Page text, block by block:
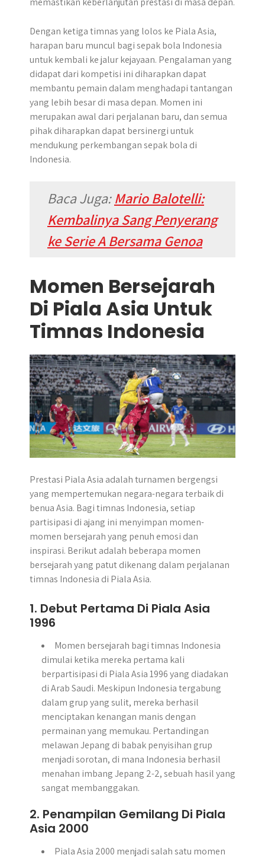
Dengan ketiga timnas yang lolos ke Piala Asia,
harapan baru muncul bagi sepak bola Indonesia
untuk kembali ke jalur kejayaan. Pengalaman yang
didapat dari kompetisi ini diharapkan dapat
membantu pemain dalam menghadapi tantangan
yang lebih besar di masa depan. Momen ini
merupakan awal dari perjalanan baru, dan semua
pihak diharapkan dapat bersinergi untuk
mendukung perkembangan sepak bola di
Indonesia.
Baca Juga:Mario Balotelli:
Kembalinya Sang Penyerang
ke Serie A Bersama Genoa
Momen Bersejarah
Di Piala Asia Untuk
Timnas Indonesia
Prestasi Piala Asia adalah turnamen bergengsi
yang mempertemukan negara-negara terbaik di
benua Asia. Bagi timnas Indonesia, setiap
partisipasi di ajang ini menyimpan momen-
momen bersejarah yang penuh emosi dan
inspirasi. Berikut adalah beberapa momen
bersejarah yang patut dikenang dalam perjalanan
timnas Indonesia di Piala Asia.
1. Debut Pertama Di Piala Asia
1996
Momen bersejarah bagi timnas Indonesia
dimulai ketika mereka pertama kali
berpartisipasi di Piala Asia 1996 yang diadakan
di Arab Saudi. Meskipun Indonesia tergabung
dalam grup yang sulit, mereka berhasil
menciptakan kenangan manis dengan
permainan yang memukau. Pertandingan
melawan Jepang di babak penyisihan grup
menjadi sorotan, di mana Indonesia berhasil
menahan imbang Jepang 2-2, sebuah hasil yang
sangat membanggakan.
2. Penampilan Gemilang Di Piala
Asia 2000
Piala Asia 2000 menjadi salah satu momen